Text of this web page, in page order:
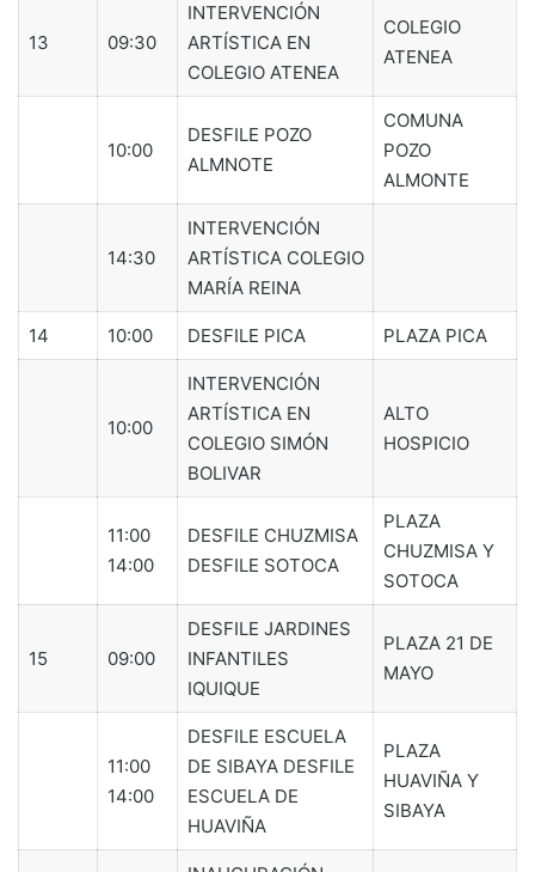
13 09:30
INTERVENCIÓN
ARTÍSTICA EN
COLEGIO ATENEA
COLEGIO
ATENEA
10:00
DESFILE POZO
ALMNOTE
COMUNA
POZO
ALMONTE
14:30
INTERVENCIÓN
ARTÍSTICA COLEGIO
MARÍA REINA
14 10:00 DESFILE PICA PLAZA PICA
10:00
INTERVENCIÓN
ARTÍSTICA EN
COLEGIO SIMÓN
BOLIVAR
ALTO
HOSPICIO
11:00
14:00
DESFILE CHUZMISA
DESFILE SOTOCA
PLAZA
CHUZMISA Y
SOTOCA
15 09:00
DESFILE JARDINES
INFANTILES
IQUIQUE
PLAZA 21 DE
MAYO
11:00
14:00
DESFILE ESCUELA
DE SIBAYA DESFILE
ESCUELA DE
HUAVIÑA
PLAZA
HUAVIÑA Y
SIBAYA